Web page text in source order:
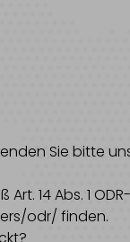
Sie bitte
14 Abs. 1
odr/ finden.